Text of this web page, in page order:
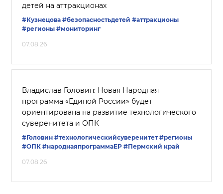
детей на аттракционах
#Кузнецова #безопасностьдетей #аттракционы
#регионы #мониторинг
07.08.26
Владислав Головин: Новая Народная
программа «Единой России» будет
ориентирована на развитие технологического
суверенитета и ОПК
#Головин #технологическийсуверенитет #регионы
#ОПК #народнаяпрограммаЕР #Пермский край
07.08.26